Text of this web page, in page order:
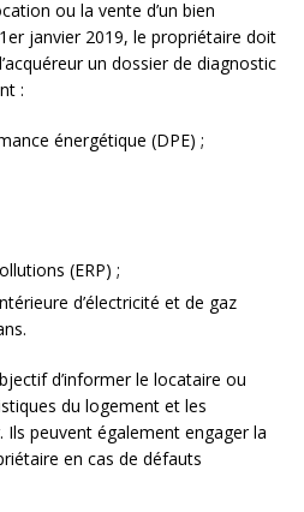
ou la vente d’un bien
janvier 2019, le propriétaire doit
un dossier de diagnostic
:
énergétique (DPE) ;
(ERP) ;
d’électricité et de gaz
d’informer le locataire ou
du logement et les
peuvent également engager la
en cas de défauts